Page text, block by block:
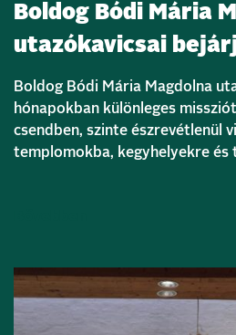
Boldog Bódi Mária
utazókavicsai
Boldog Bódi Mária Magdolna
hónapokban különleges
csendben, szinte észrevétlenül
templomokba, kegyhelyekre és